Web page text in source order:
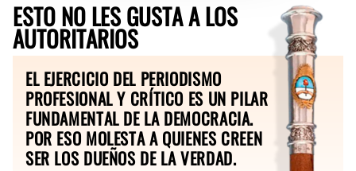
ESTO NO LES GUSTA A LOS
AUTORITARIOS
EL EJERCICIO DEL PERIODISMO
PROFESIONAL Y CRÍTICO ES UN PILAR
FUNDAMENTAL DE LA DEMOCRACIA.
POR ESO MOLESTA A QUIENES CREEN
SER LOS DUEÑOS DE LA VERDAD.